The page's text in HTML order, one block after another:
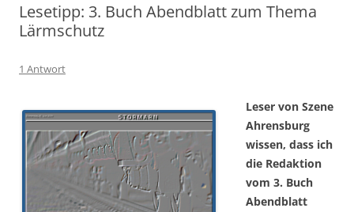
Lesetipp: 3. Buch Abendblatt zum Thema
Lärmschutz
1 Antwort
Leser von Szene
Ahrensburg
wissen, dass ich
die Redaktion
vom 3. Buch
Abendblatt